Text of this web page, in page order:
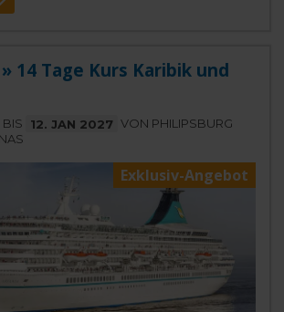
14 Tage Kurs Karibik und
BIS 12. JAN 2027 VON PHILIPSBURG
Exklusiv-Angebot